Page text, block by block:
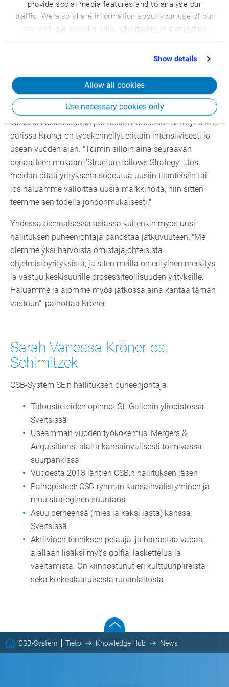
provide social media features and to analyse our
traffic. We also share information about your use of our
site with our social media, advertising and analytics
partners who may combine it with other information
that you’ve provided to them or that they’ve collected
Show details
Allow all cookies
Use necessary cookies only
Tulevaisuuteen kuuluvat kuitenkin myös robotiikka ja
tekoäly - ja niitä kumpaakin tulemme hyödyntämään
Factory, jossa kaikki prosessit ovat digitaalisesti
sidoksissa toisiinsa ostotilauksesta aina myyntiin asti.
Tämä on meidän yhteinen tavoitteemme."
Kuinka saavuttaa sellainen CSB organisaationa, että se
voi tukea asiakkaitaan parhailla IT-ratkaisuilla - myös sen
parissa Kröner on työskennellyt erittäin intensiivisesti jo
usean vuoden ajan. "Toimin silloin aina seuraavan
periaatteen mukaan: ’Structure follows Strategy’. Jos
meidän pitää yrityksenä sopeutua uusiin tilanteisiin tai
jos haluamme valloittaa uusia markkinoita, niin sitten
teemme sen todella johdonmukaisesti."
Yhdessä olennaisessa asiassa kuitenkin myös uusi
hallituksen puheenjohtaja panostaa jatkuvuuteen: "Me
olemme yksi harvoista omistajajohteisista
ohjelmistoyrityksistä, ja siten meillä on erityinen merkitys
ja vastuu keskisuurille prosessiteollisuuden yrityksille.
Haluamme ja aiomme myös jatkossa aina kantaa tämän
vastuun", painottaa Kröner.
Sarah Vanessa Kröner os.
Schimitzek
CSB-System SE:n hallituksen puheenjohtaja
Taloustieteiden opinnot St. Gallenin yliopistossa
Sveitsissä
Useamman vuoden työkokemus 'Mergers &
Acquisitions'-alalta kansainvälisesti toimivassa
suurpankissa
Vuodesta 2013 lähtien CSB:n hallituksen jäsen
Painopisteet: CSB-ryhmän kansainvälistyminen ja
muu strateginen suuntaus
Asuu perheensä (mies ja kaksi lasta) kanssa
Sveitsissä
Aktiivinen tenniksen pelaaja, ja harrastaa vapaa-
ajallaan lisäksi myös golfia, laskettelua ja
vaeltamista. On kiinnostunut eri kulttuuripiireistä
sekä korkealaatuisesta ruoanlaitosta
CSB-System Tieto Knowledge Hub News